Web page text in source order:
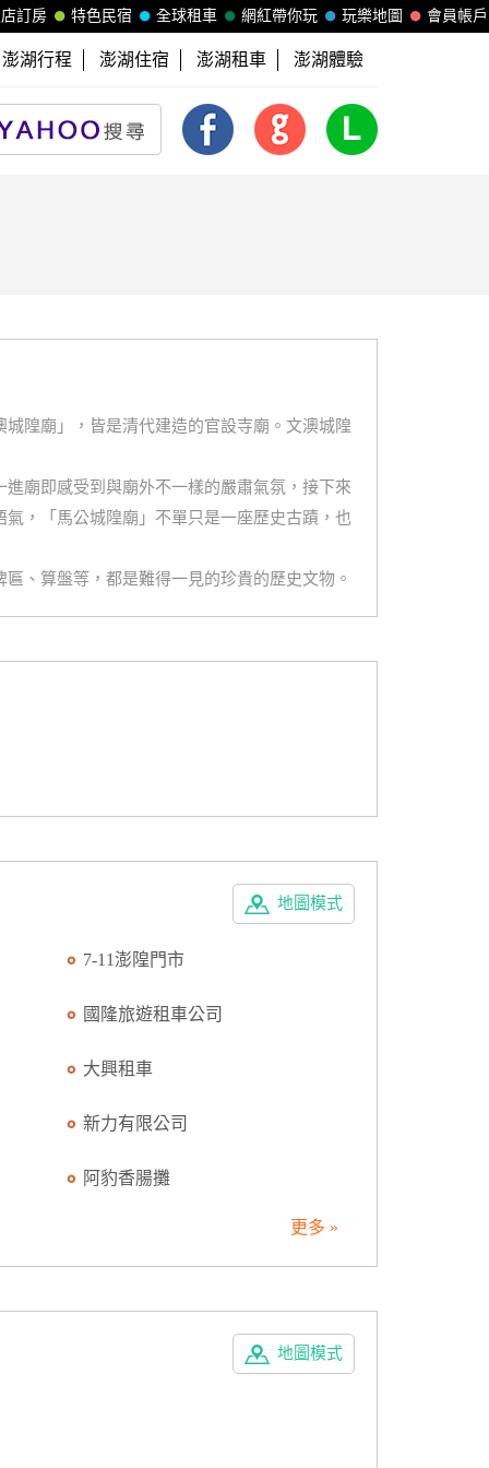
會員帳戶
玩樂地圖
網紅帶你玩
全球租車
特色民宿
訂房
澎湖行程 澎湖住宿 澎湖租車 澎湖體驗
隍廟」，皆是清代建造的官設寺廟。文澳城隍
廟即感受到與廟外不一樣的嚴肅氣氛，接下來
，「馬公城隍廟」不單只是一座歷史古蹟，也
、算盤等，都是難得一見的珍貴的歷史文物。
地圖模式
7-11澎隍門市
國隆旅遊租車公司
大興租車
新力有限公司
阿豹香腸攤
更多 »
地圖模式